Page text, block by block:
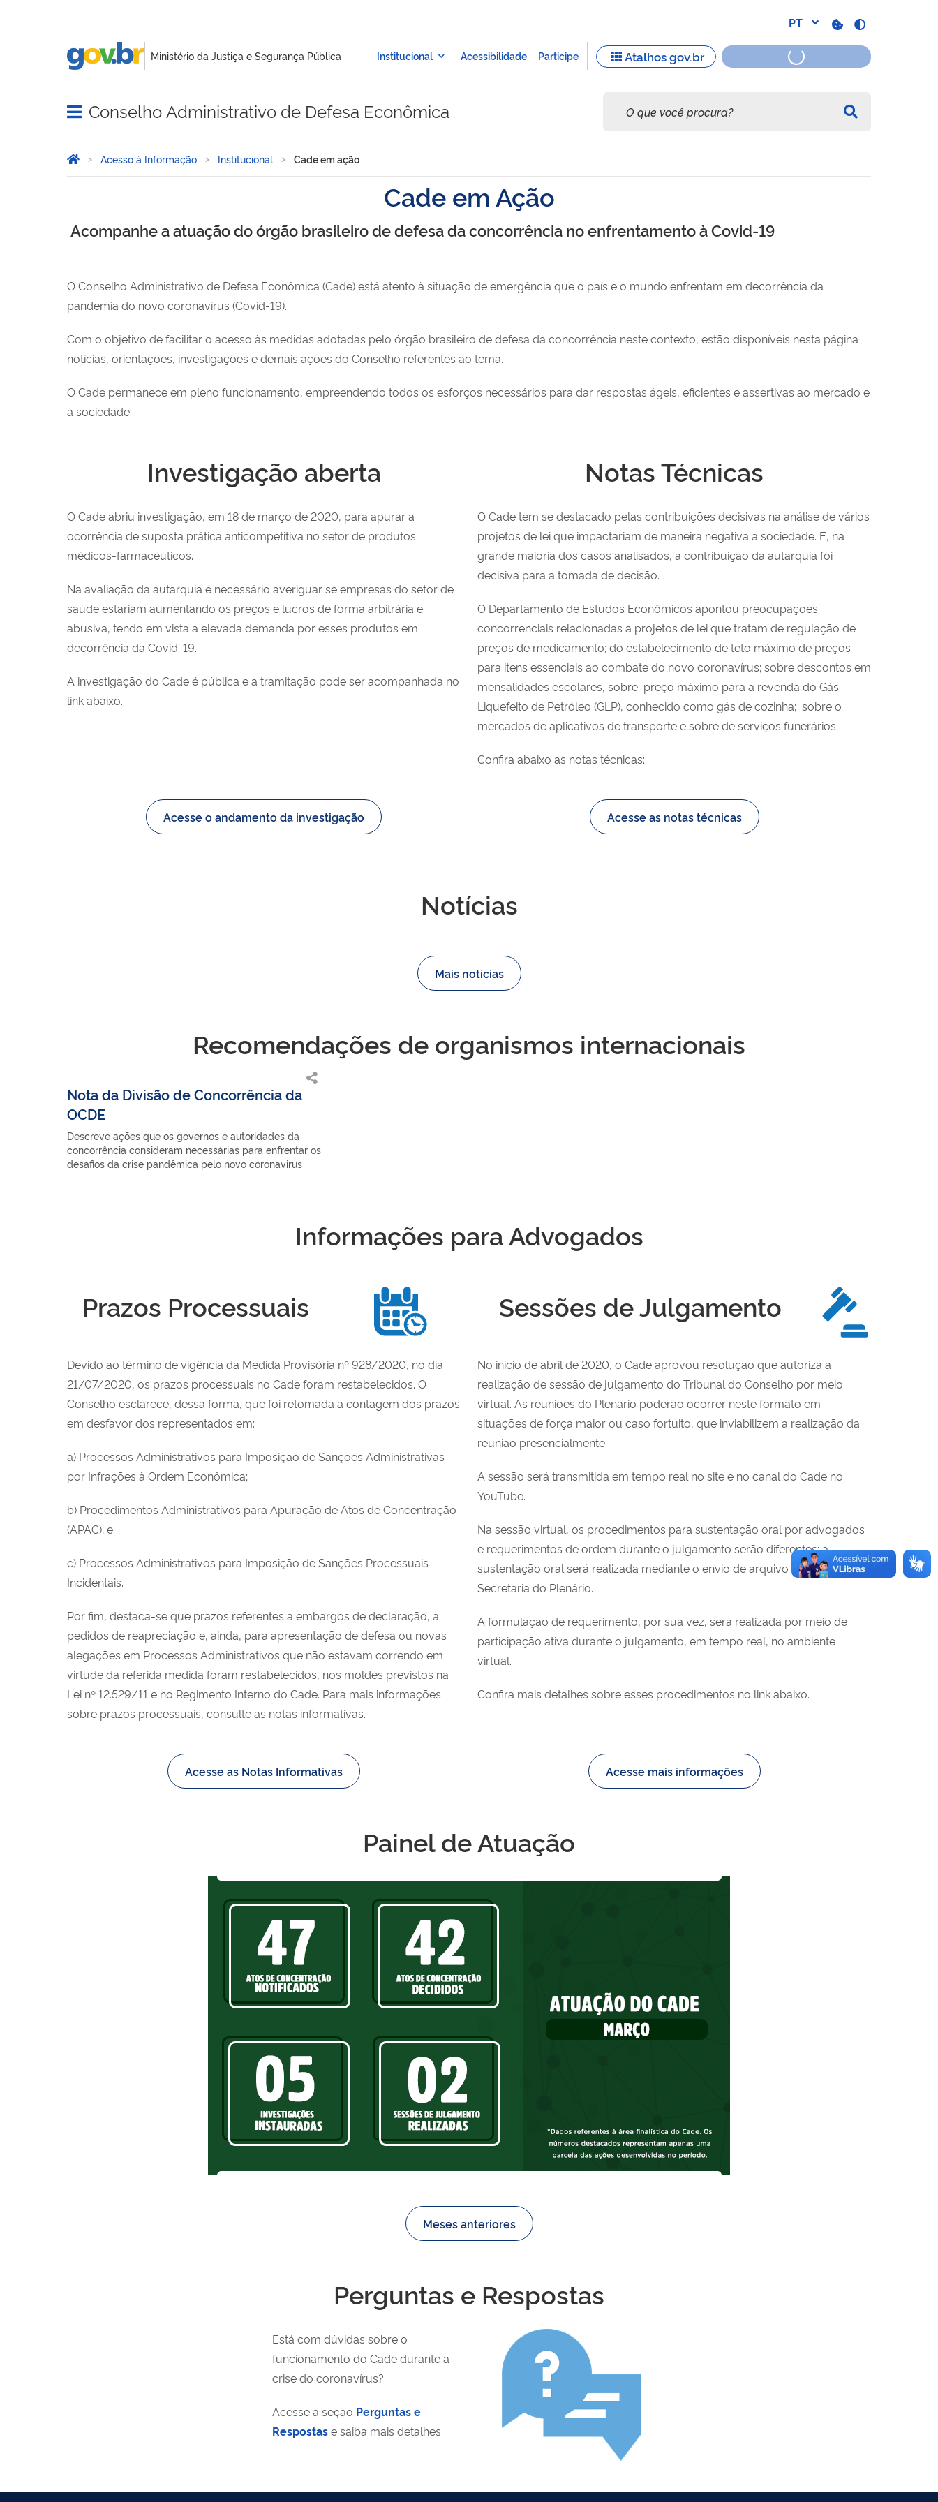
Abrir menu principal de navegação
Conselho Administrativo de Defesa Econômica
Você está aqui:
Página Inicial
Acesso à Informação Institucional Cade em ação
Cade em Ação
Acompanhe a atuação do órgão brasileiro de defesa da concorrência no enfrentamento à Covid-19
O Conselho Administrativo de Defesa Econômica (Cade) está atento à situação de emergência que o país e o mundo enfrentam em decorrência da
pandemia do novo coronavírus (Covid-19).
Com o objetivo de facilitar o acesso às medidas adotadas pelo órgão brasileiro de defesa da concorrência neste contexto, estão disponíveis nesta página
notícias, orientações, investigações e demais ações do Conselho referentes ao tema.
O Cade permanece em pleno funcionamento, empreendendo todos os esforços necessários para dar respostas ágeis, eficientes e assertivas ao mercado e
à sociedade.
Investigação aberta
O Cade abriu investigação, em 18 de março de 2020, para apurar a
ocorrência de suposta prática anticompetitiva no setor de produtos
médicos-farmacêuticos.
Na avaliação da autarquia é necessário averiguar se empresas do setor de
saúde estariam aumentando os preços e lucros de forma arbitrária e
abusiva, tendo em vista a elevada demanda por esses produtos em
decorrência da Covid-19.
A investigação do Cade é pública e a tramitação pode ser acompanhada no
link abaixo.
Notas Técnicas
O Cade tem se destacado pelas contribuições decisivas na análise de vários
projetos de lei que impactariam de maneira negativa a sociedade. E, na
grande maioria dos casos analisados, a contribuição da autarquia foi
decisiva para a tomada de decisão.
O Departamento de Estudos Econômicos apontou preocupações
concorrenciais relacionadas a projetos de lei que tratam de regulação de
preços de medicamento; do estabelecimento de teto máximo de preços
para itens essenciais ao combate do novo coronavírus; sobre descontos em
mensalidades escolares, sobre preço máximo para a revenda do Gás
Liquefeito de Petróleo (GLP), conhecido como gás de cozinha; sobre o
mercados de aplicativos de transporte e sobre de serviços funerários.
Confira abaixo as notas técnicas:
Acesse o andamento da investigação Acesse as notas técnicas
Notícias
Mais notícias
Recomendações de organismos internacionais
Nota da Divisão de Concorrência da
OCDE
Descreve ações que os governos e autoridades da
concorrência consideram necessárias para enfrentar os
desafios da crise pandêmica pelo novo coronavirus
Informações para Advogados
Prazos Processuais Sessões de Julgamento
Devido ao término de vigência da Medida Provisória nº 928/2020, no dia
21/07/2020, os prazos processuais no Cade foram restabelecidos. O
Conselho esclarece, dessa forma, que foi retomada a contagem dos prazos
em desfavor dos representados em:
a) Processos Administrativos para Imposição de Sanções Administrativas
por Infrações à Ordem Econômica;
b) Procedimentos Administrativos para Apuração de Atos de Concentração
(APAC); e
c) Processos Administrativos para Imposição de Sanções Processuais
Incidentais.
Por fim, destaca-se que prazos referentes a embargos de declaração, a
pedidos de reapreciação e, ainda, para apresentação de defesa ou novas
alegações em Processos Administrativos que não estavam correndo em
virtude da referida medida foram restabelecidos, nos moldes previstos na
Lei nº 12.529/11 e no Regimento Interno do Cade. Para mais informações
sobre prazos processuais, consulte as notas informativas.
No início de abril de 2020, o Cade aprovou resolução que autoriza a
realização de sessão de julgamento do Tribunal do Conselho por meio
virtual. As reuniões do Plenário poderão ocorrer neste formato em
situações de força maior ou caso fortuito, que inviabilizem a realização da
reunião presencialmente.
A sessão será transmitida em tempo real no site e no canal do Cade no
YouTube.
Na sessão virtual, os procedimentos para sustentação oral por advogados
e requerimentos de ordem durante o julgamento serão diferentes: a
sustentação oral será realizada mediante o envio de arquivo de mídia à
Secretaria do Plenário.
A formulação de requerimento, por sua vez, será realizada por meio de
participação ativa durante o julgamento, em tempo real, no ambiente
virtual.
Confira mais detalhes sobre esses procedimentos no link abaixo.
Acesse as Notas Informativas Acesse mais informações
Painel de Atuação
Meses anteriores
Perguntas e Respostas
Está com dúvidas sobre o
funcionamento do Cade durante a
crise do coronavírus?
Acesse a seção Perguntas e
Respostase saiba mais detalhes.